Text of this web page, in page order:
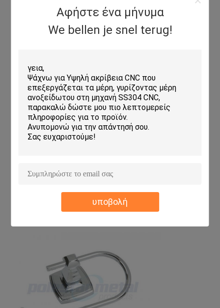
Αφήστε ένα μήνυμα
We bellen je snel terug!
υποβολή